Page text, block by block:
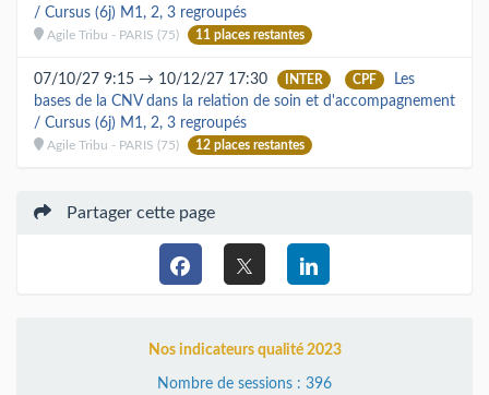
/ Cursus (6j) M1, 2, 3 regroupés
Agile Tribu - PARIS (75) 11 places restantes
07/10/27 9:15 → 10/12/27 17:30 INTER CPF
Les
bases de la CNV dans la relation de soin et d'accompagnement
/ Cursus (6j) M1, 2, 3 regroupés
Agile Tribu - PARIS (75) 12 places restantes
Partager cette page
Nos indicateurs qualité 2023
Nombre de sessions : 396